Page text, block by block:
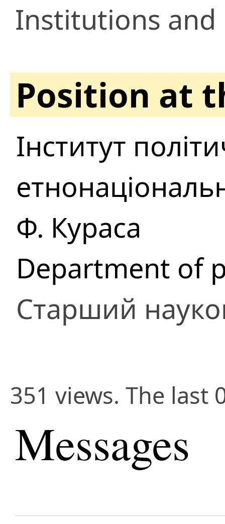
Institutions and
Position at
Інститут
Ф. Кураса
Department of
Старший
351 views. The last
Messages